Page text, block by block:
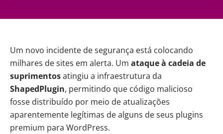
Um novo incidente de segurança está colocando
milhares de sites em alerta. Um ataque à cadeia de
suprimentosatingiu a infraestrutura da
ShapedPlugin, permitindo que código malicioso
fosse distribuído por meio de atualizações
aparentemente legítimas de alguns de seus plugins
premium para WordPress.